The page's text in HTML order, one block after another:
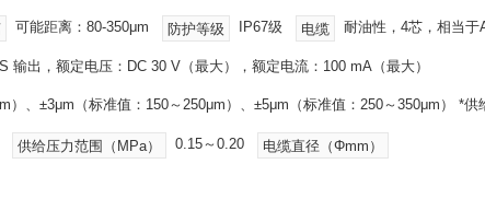
可能距离：80-350μm 防护等级 IP67级 电缆 耐油性，4芯，相当于
输出，额定电压：DC 30 V（最大），额定电流：100 mA（最大）
）、±3μm（标准值：150～250μm）、±5μm（标准值：250～350μm） *
供给压力范围（MPa） 0.15～0.20 电缆直径（Φmm）